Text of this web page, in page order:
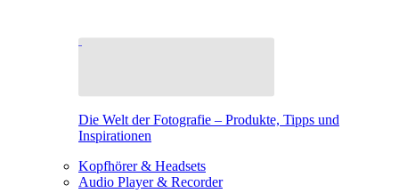
Die Welt der Fotografie – Produkte, Tipps und
Inspirationen
Kopfhörer & Headsets
Audio Player & Recorder